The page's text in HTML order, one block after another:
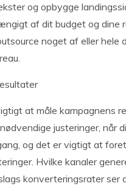
og opbygge
af dit budget og dine
noget af eller hele
at måle kampagnens
justeringer, når
og det er vigtigt at
Hvilke kanaler
konverteringsrater ser